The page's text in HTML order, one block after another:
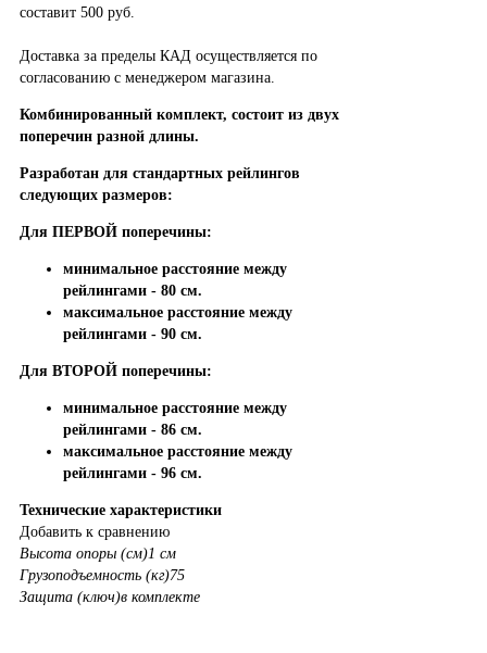
составит 500 руб.
Доставка за пределы КАД осуществляется по
согласованию с менеджером магазина.
Комбинированный комплект, состоит из двух
поперечин разной длины.
Разработан для стандартных рейлингов
следующих размеров:
Для ПЕРВОЙ поперечины:
минимальное расстояние между
рейлингами - 80 см.
максимальное расстояние между
рейлингами - 90 см.
Для ВТОРОЙ поперечины:
минимальное расстояние между
рейлингами - 86 см.
максимальное расстояние между
рейлингами - 96 см.
Технические характеристики
Добавить к сравнению
Высота опоры (см)1 см
Грузоподъемность (кг)75
Защита (ключ)в комплекте